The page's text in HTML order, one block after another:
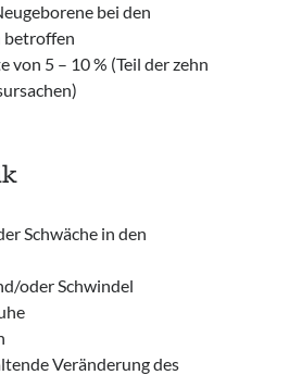
bei den
betroffen
von 5 – 10 % (Teil der zehn
Schwäche in den
oder Schwindel
Veränderung des